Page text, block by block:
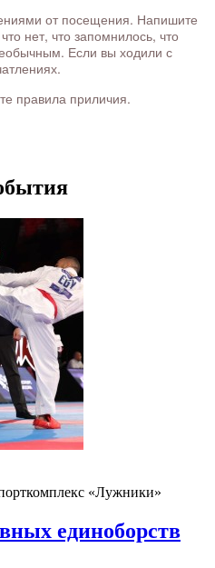
от посещения. Напишите
нет, что запомнилось, что
Если вы ходили с
правила приличия.
«Лужники»
единоборств